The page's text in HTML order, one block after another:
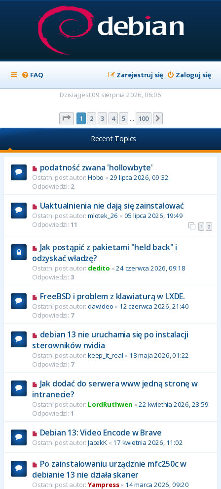
FAQ Zaloguj się
Zarejestruj się
Dzisiaj jest 09 sierpnia 2026, 06:06
Strona z100
1 2 3 4 5 100
Recent Topics
podatność zwana 'hollowbyte'
Ostatni post autor: Hobo « 29 lipca 2026, 09:32
Odpowiedzi: 2
Uaktualnienia nie dają się zainstalować
Ostatni post autor: mlotek_26 « 05 lipca 2026, 19:49
Odpowiedzi: 11 1 2
Jak postąpić z pakietami "held back" i
odzyskać władzę?
Ostatni post autor: dedito «24 czerwca 2026, 09:18
Odpowiedzi: 3
FreeBSD i problem z klawiaturą w LXDE.
Ostatni post autor: dawideo « 12 czerwca 2026, 21:40
Odpowiedzi: 7
debian 13 nie uruchamia się po instalacji
sterowników nvidia
Ostatni post autor: keep_it_real « 13 maja 2026, 01:22
Odpowiedzi: 7
Jak dodać do serwera www jedną stronę w
intranecie?
Ostatni post autor: LordRuthwen «22 kwietnia 2026, 23:59
Odpowiedzi: 1
Debian 13: Video Encode w Brave
Ostatni post autor: JacekK« 17 kwietnia 2026, 11:02
Po zainstalowaniu urządznie mfc250c w
debianie 13 nie działa skaner
Ostatni post autor: Yampress« 14 marca 2026, 09:20